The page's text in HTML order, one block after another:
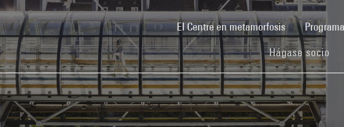
El Centre en metamorfosis(current)Programa
Hágase socio